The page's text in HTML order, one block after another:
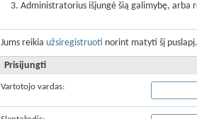
Administratorius išjungė šią galimybę, arba
Jums reikia užsiregistruoti norint matyti šį puslapį.
Prisijungti
Vartotojo vardas: